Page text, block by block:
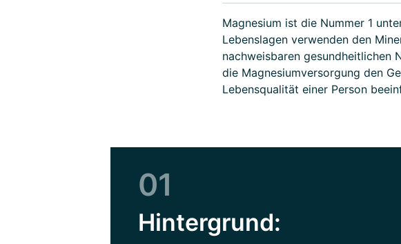
Magnesium ist die Nummer 1
Lebenslagen verwenden den
nachweisbaren gesundheitlichen
die Magnesiumversorgung den
Lebensqualität einer Person
01
Hintergrund: